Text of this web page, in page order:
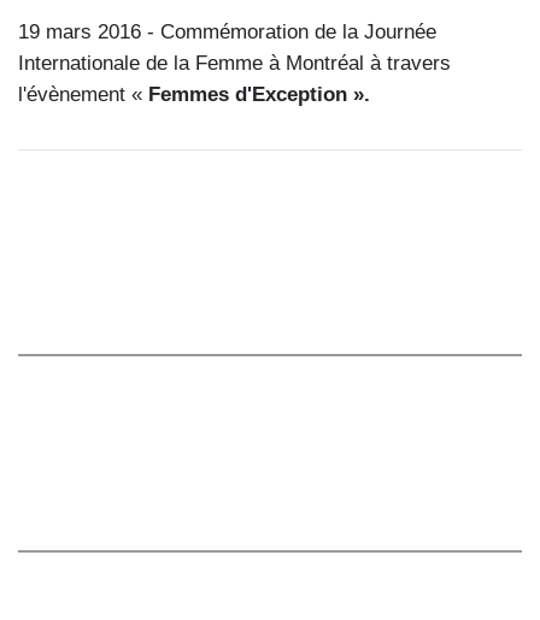
19 mars 2016 - Commémoration de la Journée
Internationale de la Femme à Montréal à travers
l'évènement « Femmes d'Exception ».